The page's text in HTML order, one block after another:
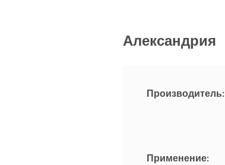
Александрия
Производитель:
Применение: